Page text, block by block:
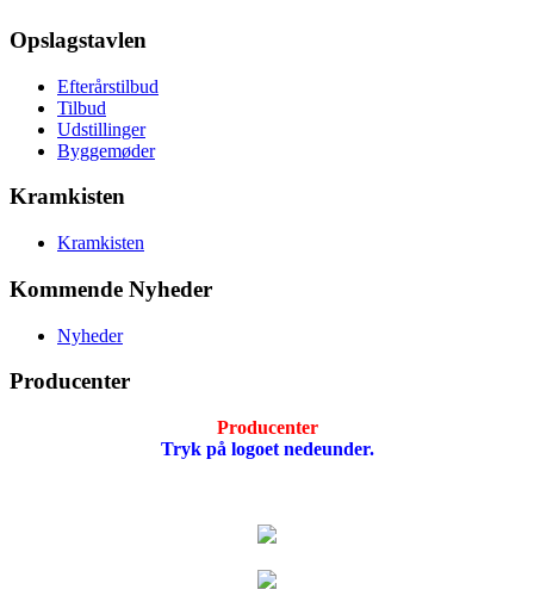
Opslagstavlen
Efterårstilbud
Tilbud
Udstillinger
Byggemøder
Kramkisten
Kramkisten
Kommende Nyheder
Nyheder
Producenter
Producenter
Tryk på logoet nedeunder.